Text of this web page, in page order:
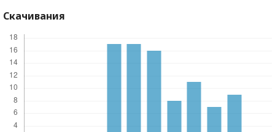
Скачивания